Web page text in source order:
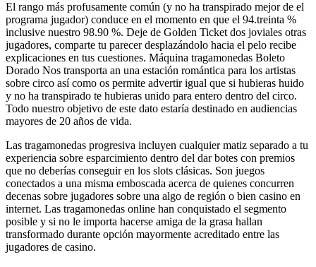
El rango más profusamente común (y no ha transpirado mejor de el
programa jugador) conduce en el momento en que el 94.treinta %
inclusive nuestro 98.90 %. Deje de Golden Ticket dos joviales otras
jugadores, comparte tu parecer desplazándolo hacia el pelo recibe
explicaciones en tus cuestiones. Máquina tragamonedas Boleto
Dorado Nos transporta an una estación romántica para los artistas
sobre circo así­ como os permite advertir igual que si hubieras huido
y no ha transpirado te hubieras unido para entero dentro del circo.
Todo nuestro objetivo de este dato estaría destinado en audiencias
mayores de 20 años de vida.
Las tragamonedas progresiva incluyen cualquier matiz separado a tu
experiencia sobre esparcimiento dentro del dar botes con premios
que no deberías conseguir en los slots clásicas. Son juegos
conectados a una misma emboscada acerca de quienes concurren
decenas sobre jugadores sobre una algo de región o bien casino en
internet. Las tragamonedas online han conquistado el segmento
posible y si no le importa hacerse amiga de la grasa hallan
transformado durante opción mayormente acreditado entre las
jugadores de casino.